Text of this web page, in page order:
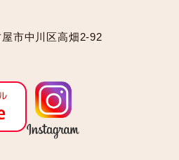
市中川区高畑2-92